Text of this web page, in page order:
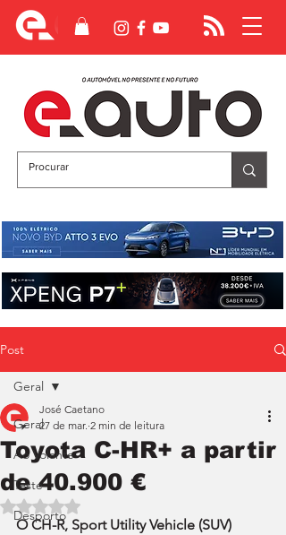
Post
Geral
Ao Volante
Teste
Desporto
Geral
Toyota C-HR+ a partir
de 40.900 €
José Caetano
27 de mar. 2 min de leitura
Avaliado com NaN de 5 estrelas.
O CH-R, Sport Utility Vehicle (SUV)